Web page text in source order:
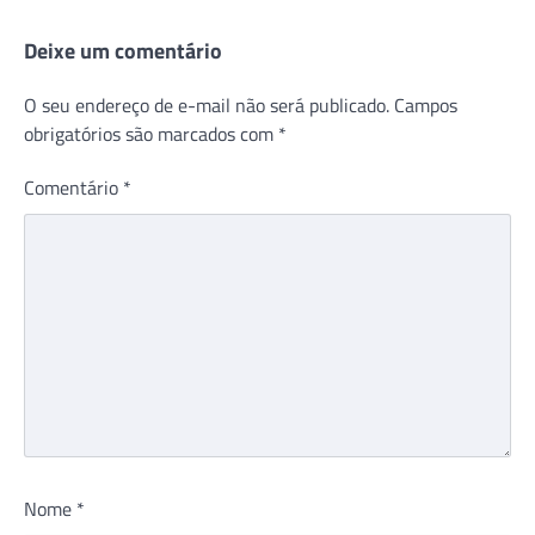
Deixe um comentário
O seu endereço de e-mail não será publicado. Campos
obrigatórios são marcados com *
Comentário *
Nome *